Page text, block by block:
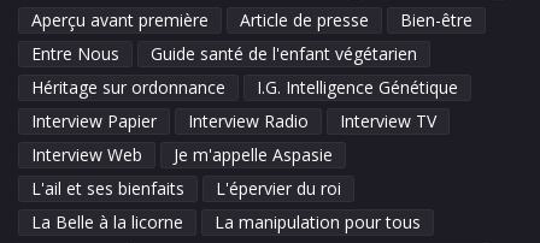
Aperçu avant première
Article de presse
Bien-être
Entre Nous
Guide santé de l'enfant végétarien
Héritage sur ordonnance
I.G. Intelligence Génétique
Interview Papier
Interview Radio
Interview TV
Interview Web
Je m'appelle Aspasie
L'ail et ses bienfaits
L'épervier du roi
La Belle à la licorne
La manipulation pour tous